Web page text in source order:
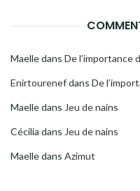
Maelledans De l’importance
Enirtourenefdans De
Maelledans Jeu de nains
Cécilia dans Jeu de nains
Maelledans Azimut